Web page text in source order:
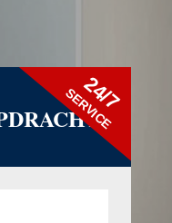
24/7
SERVICE